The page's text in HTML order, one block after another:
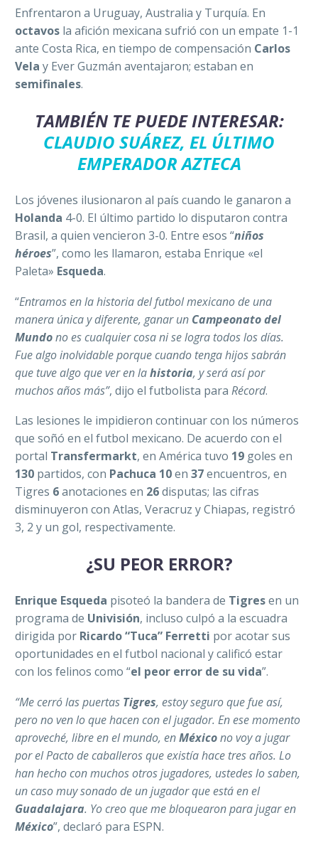
Enfrentaron a Uruguay, Australia y Turquía. En
octavos la afición mexicana sufrió con un empate 1-1
ante Costa Rica, en tiempo de compensación Carlos
Vela y Ever Guzmán aventajaron; estaban en
semifinales.
TAMBIÉN TE PUEDE INTERESAR:
CLAUDIO SUÁREZ, EL ÚLTIMO
EMPERADOR AZTECA
Los jóvenes ilusionaron al país cuando le ganaron a
Holanda 4-0. El último partido lo disputaron contra
Brasil, a quien vencieron 3-0. Entre esos “niños
héroes”, como les llamaron, estaba Enrique «el
Paleta» Esqueda.
“Entramos en la historia del futbol mexicano de una
manera única y diferente, ganar un Campeonato del
Mundono es cualquier cosa ni se logra todos los días.
Fue algo inolvidable porque cuando tenga hijos sabrán
que tuve algo que ver en lahistoria, y será así por
muchos años más”, dijo el futbolista para Récord.
Las lesiones le impidieron continuar con los números
que soñó en el futbol mexicano. De acuerdo con el
portal Transfermarkt, en América tuvo 19 goles en
130 partidos, con Pachuca 10en 37encuentros, en
Tigres 6anotaciones en 26disputas; las cifras
disminuyeron con Atlas, Veracruz y Chiapas, registró
3, 2 y un gol, respectivamente.
¿SU PEOR ERROR?
Enrique Esqueda pisoteó la bandera de Tigresen un
programa de Univisión, incluso culpó a la escuadra
dirigida por Ricardo “Tuca” Ferretti por acotar sus
oportunidades en el futbol nacional y calificó estar
con los felinos como “el peor error de su vida”.
“Me cerró las puertas Tigres, estoy seguro que fue así,
pero no ven lo que hacen con el jugador. En ese momento
aproveché, libre en el mundo, enMéxicono voy a jugar
por el Pacto de caballeros que existía hace tres años. Lo
han hecho con muchos otros jugadores, ustedes lo saben,
un caso muy sonado de un jugador que está en el
Guadalajara. Yo creo que me bloquearon para jugar en
México”, declaró para ESPN.